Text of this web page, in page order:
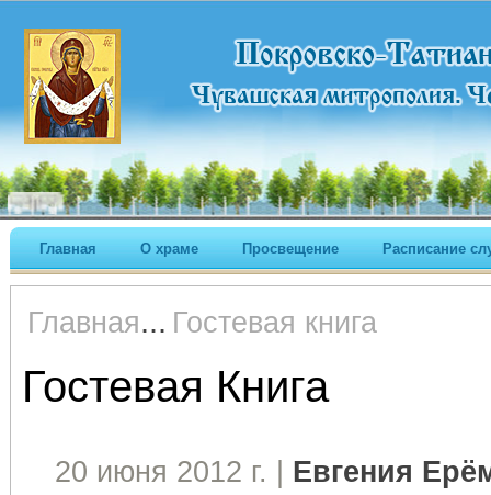
Главная О храме Просвещение Расписание
Главная... Гостевая книга
Гостевая Книга
20 июня 2012 г. | Евгения